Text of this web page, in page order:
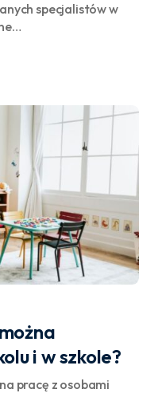
specjalistów w
i w szkole?
pracę z osobami